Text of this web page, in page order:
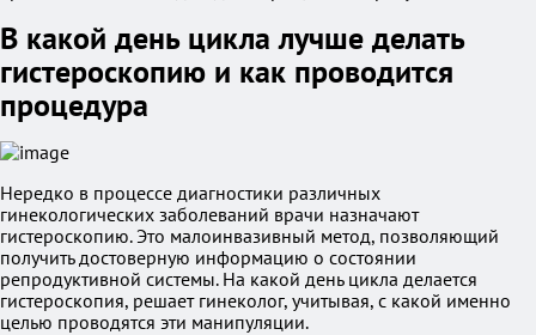
В какой день цикла лучше делать
гистероскопию и как проводится
процедура
Нередко в процессе диагностики различных
гинекологических заболеваний врачи назначают
гистероскопию. Это малоинвазивный метод, позволяющий
получить достоверную информацию о состоянии
репродуктивной системы. На какой день цикла делается
гистероскопия, решает гинеколог, учитывая, с какой именно
целью проводятся эти манипуляции.